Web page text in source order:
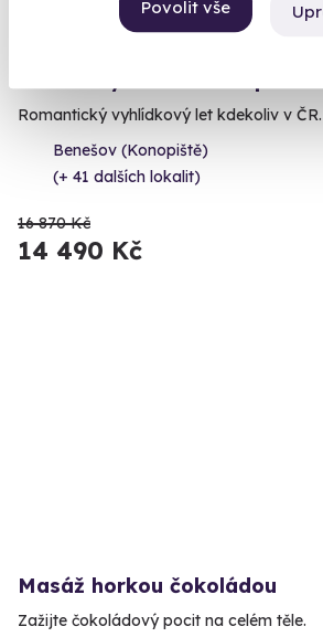
Povolit vše
Romantický vyhlídkový let kdekoliv v ČR.
Benešov (Konopiště)
(+ 41 dalších lokalit)
16 870 Kč
14 490 Kč
Masáž horkou čokoládou
Zažijte čokoládový pocit na celém těle.